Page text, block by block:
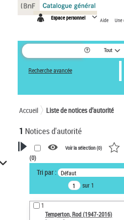
Espace personnel Aide Une
Tout
Recherche avancée
Accueil Liste de notices d’autorité
1 Notices d'autorité
VOTRE RECHERCHE
Recherche avancée dans les
notices d’autorité
Œuvres liées à l'auteur :
Temperton, Rod (1947-2016)
Voir la sélection (0)
(0)
Tri par : Défaut
sur 1
1
Temperton, Rod (1947-2016)
Panneau de gestion des cookies